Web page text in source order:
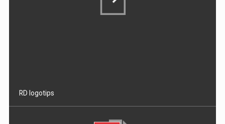
RD logotips